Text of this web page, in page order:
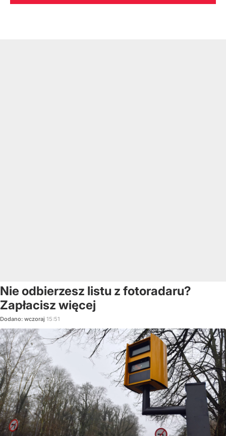
Nie odbierzesz listu z fotoradaru?
Zapłacisz więcej
Dodano: wczoraj 15:51